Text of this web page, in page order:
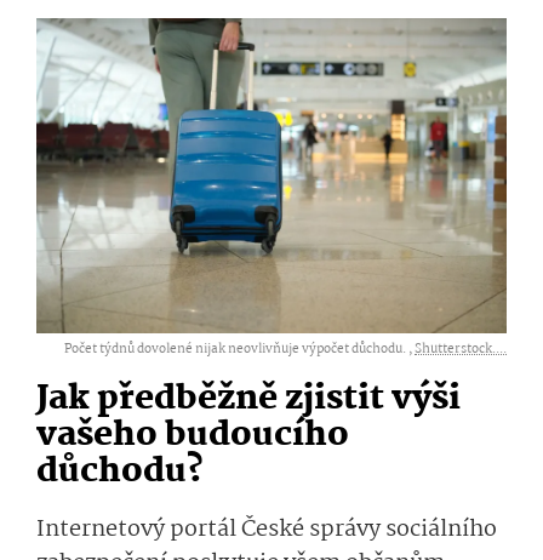
Počet týdnů dovolené nijak neovlivňuje výpočet důchodu. ,Shutterstock....
Jak předběžně zjistit výši
vašeho budoucího
důchodu?
Internetový portál České správy sociálního